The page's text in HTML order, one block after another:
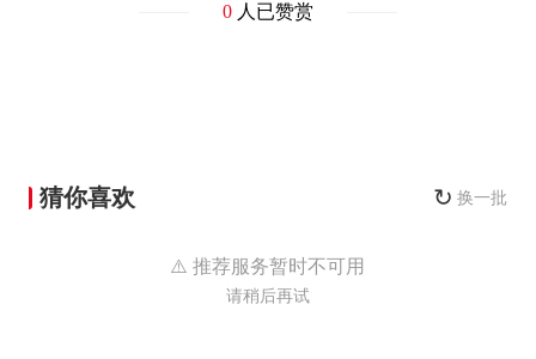
0人已赞赏
猜你喜欢 ↻ 换一批
⚠️ 推荐服务暂时不可用
请稍后再试